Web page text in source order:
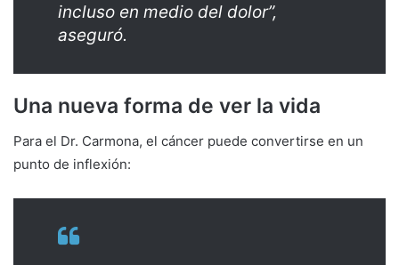
incluso en medio del dolor”,
aseguró.
Una nueva forma de ver la vida
Para el Dr. Carmona, el cáncer puede convertirse en un
punto de inflexión: